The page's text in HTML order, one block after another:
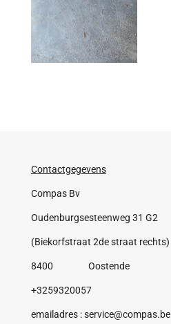
Contactgegevens
Compas Bv
Oudenburgsesteenweg 31 G2
(Biekorfstraat 2de straat rechts)
8400 Oostende
+3259320057
emailadres : service@compas.be